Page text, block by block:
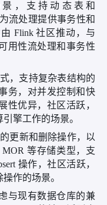
景，支持动态表和
流处理提供事务性和
Flink 社区推动，与
用性流处理和事务性
，支持复杂表结构的
务，对并发控制和快
性优异，社区活跃，
擎工作的场景。
更新和删除操作，以
等存储类型，支
操作，社区活跃，
作的场景。
与现有数据仓库的兼